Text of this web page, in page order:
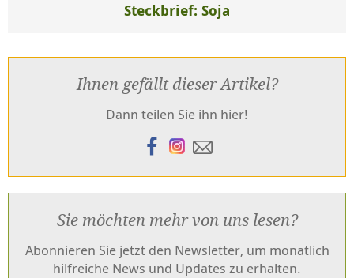
Steckbrief: Soja
Ihnen gefällt dieser Artikel?
Dann teilen Sie ihn hier!
Sie möchten mehr von uns lesen?
Abonnieren Sie jetzt den Newsletter, um monatlich
hilfreiche News und Updates zu erhalten.